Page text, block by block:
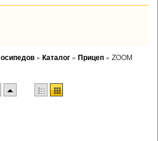
» Каталог » Прицеп » ZOOM